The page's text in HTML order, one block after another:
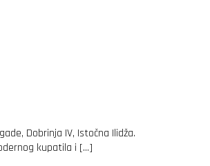
Dobrinja IV, Istočna Ilidža.
kupatila i […]